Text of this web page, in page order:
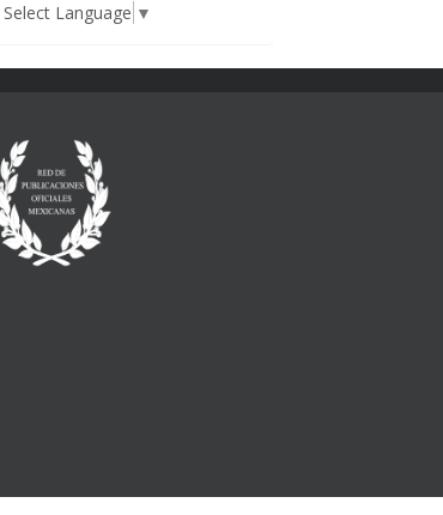
Select Language ▼